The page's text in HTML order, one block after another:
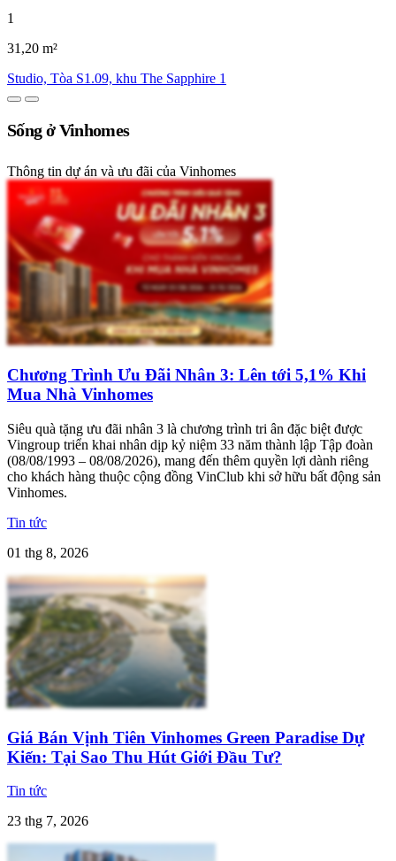
1
31,20 m²
Studio, Tòa S1.09, khu The Sapphire 1
Sống ở Vinhomes
Thông tin dự án và ưu đãi của Vinhomes
Chương Trình Ưu Đãi Nhân 3: Lên tới 5,1% Khi
Mua Nhà Vinhomes
Siêu quà tặng ưu đãi nhân 3 là chương trình tri ân đặc biệt được
Vingroup triển khai nhân dịp kỷ niệm 33 năm thành lập Tập đoàn
(08/08/1993 – 08/08/2026), mang đến thêm quyền lợi dành riêng
cho khách hàng thuộc cộng đồng VinClub khi sở hữu bất động sản
Vinhomes.
Tin tức
01 thg 8, 2026
Giá Bán Vịnh Tiên Vinhomes Green Paradise Dự
Kiến: Tại Sao Thu Hút Giới Đầu Tư?
Tin tức
23 thg 7, 2026